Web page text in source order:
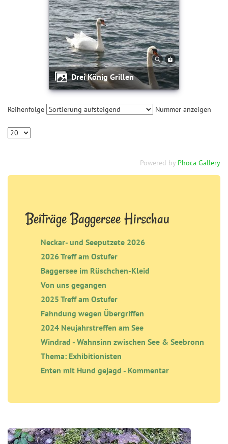
Drei König Grillen
Reihenfolge Nummer anzeigen
Powered by Phoca Gallery
Beiträge Baggersee Hirschau
Neckar- und Seeputzete 2026
2026 Treff am Ostufer
Baggersee im Rüschchen-Kleid
Von uns gegangen
2025 Treff am Ostufer
Fahndung wegen Übergriffen
2024 Neujahrstreffen am See
Windrad - Wahnsinn zwischen See & Seebronn
Thema: Exhibitionisten
Enten mit Hund gejagd - Kommentar